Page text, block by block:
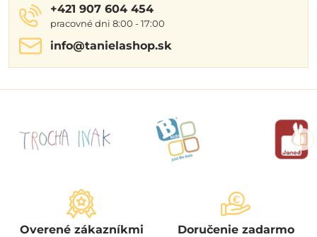
+421 907 604 454
pracovné dni 8:00 - 17:00
info​@tanielashop​.sk
Overené zákazníkmi Doručenie zadarmo